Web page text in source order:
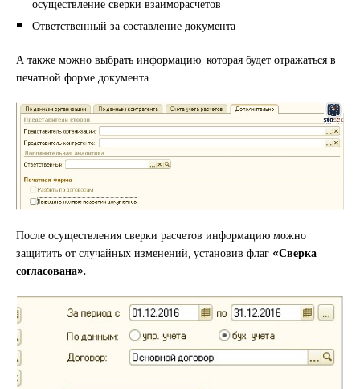
Ответственный за составление документа
А также можно выбрать информацию, которая будет отражаться в
печатной форме документа
После осуществления сверки расчетов информацию можно
защитить от случайных изменений, установив флаг «Сверка
согласована».